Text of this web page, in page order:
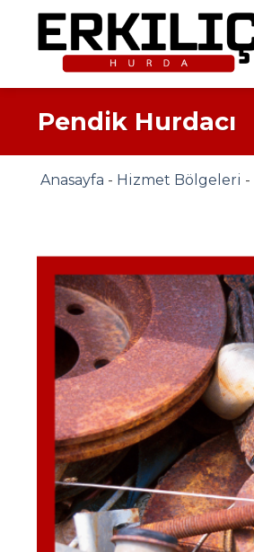
İçeriğe
Pendik Hurdacı
Anasayfa - Hizmet Bölgeleri -